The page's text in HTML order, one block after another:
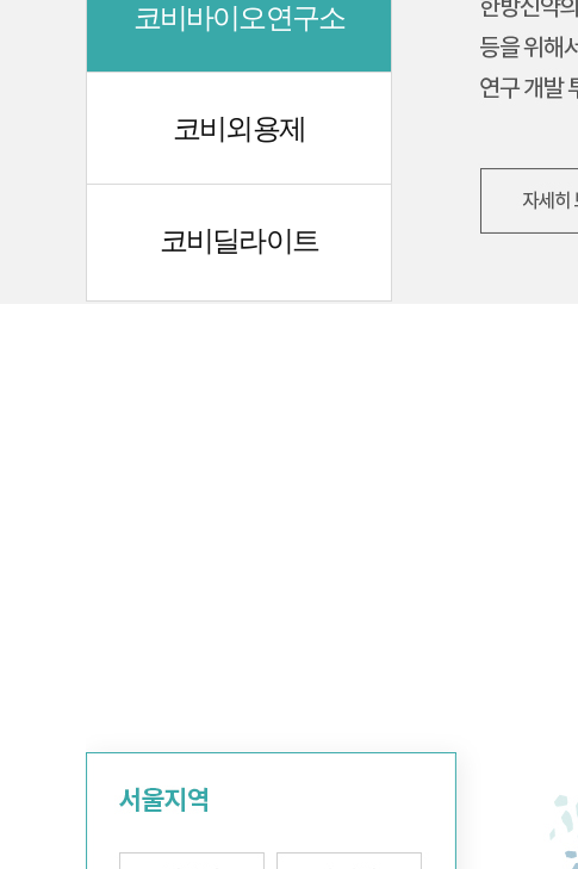
코비바이오연구소
코비외용제
코비딜라이트